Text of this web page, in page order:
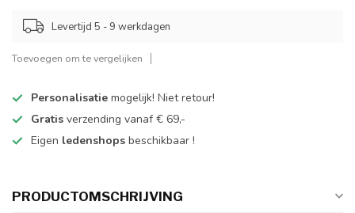
Levertijd 5 - 9 werkdagen
Toevoegen om te vergelijken
Personalisatie mogelijk! Niet retour!
Gratis verzending vanaf € 69,-
Eigen ledenshops beschikbaar !
PRODUCTOMSCHRIJVING